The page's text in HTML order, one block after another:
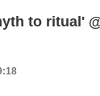
to ritual'